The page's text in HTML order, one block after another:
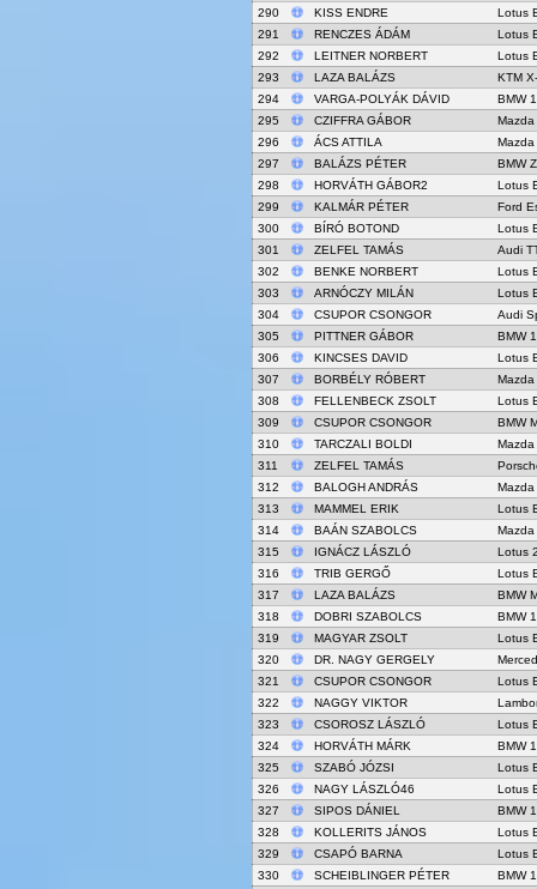
290
KISS ENDRE
Lotus
291
RENCZES ÁDÁM
Lotus
292
LEITNER NORBERT
Lotus
293
LAZA BALÁZS
KTM
294
VARGA-POLYÁK DÁVID
BMW
295
CZIFFRA GÁBOR
Mazda
296
ÁCS ATTILA
Mazda
297
BALÁZS PÉTER
BMW
298
HORVÁTH GÁBOR2
Lotus
299
KALMÁR PÉTER
Ford
300
BÍRÓ BOTOND
Lotus
301
ZELFEL TAMÁS
Audi
302
BENKE NORBERT
Lotus
303
ARNÓCZY MILÁN
Lotus
304
CSUPOR CSONGOR
Audi
305
PITTNER GÁBOR
BMW
306
KINCSES DAVID
Lotus
307
BORBÉLY RÓBERT
Mazda
308
FELLENBECK ZSOLT
Lotus
309
CSUPOR CSONGOR
BMW
310
TARCZALI BOLDI
Mazda
311
ZELFEL TAMÁS
312
BALOGH ANDRÁS
Mazda
313
MAMMEL ERIK
Lotus
314
BAÁN SZABOLCS
Mazda
315
IGNÁCZ LÁSZLÓ
Lotus
316
TRIB GERGŐ
Lotus
317
LAZA BALÁZS
BMW
318
DOBRI SZABOLCS
BMW
319
MAGYAR ZSOLT
Lotus
320
DR. NAGY GERGELY
321
CSUPOR CSONGOR
Lotus
322
NAGGY VIKTOR
323
CSOROSZ LÁSZLÓ
Lotus
324
HORVÁTH MÁRK
BMW
325
SZABÓ JÓZSI
Lotus
326
NAGY LÁSZLÓ46
Lotus
327
SIPOS DÁNIEL
BMW
328
KOLLERITS JÁNOS
Lotus
329
CSAPÓ BARNA
Lotus
330
SCHEIBLINGER PÉTER
BMW